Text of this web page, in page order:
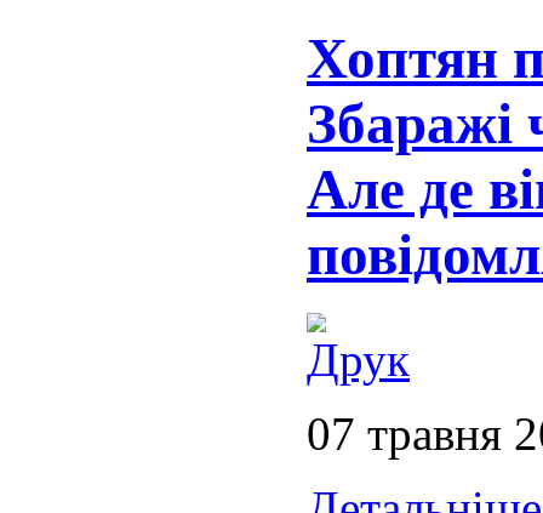
Хоптян
Збаражі
Але де
07 травня